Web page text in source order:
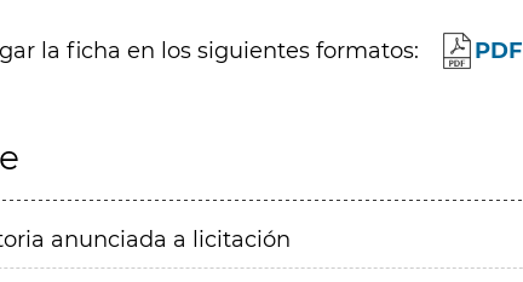
la ficha en los siguientes formatos: PDF
anunciada a licitación